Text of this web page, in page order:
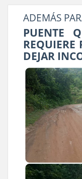
ADEMÁS
PUENTE
REQUIERE
DEJAR